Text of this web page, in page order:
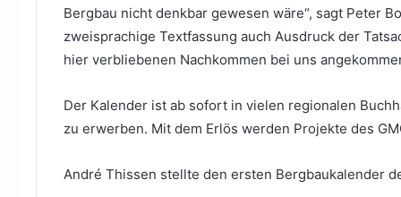
Bergbau nicht denkbar gewesen wäre“, sagt Peter
zweisprachige Textfassung auch Ausdruck der
hier verbliebenen Nachkommen bei uns
Der Kalender ist ab sofort in vielen regionalen
zu erwerben. Mit dem Erlös werden Projekte des
André Thissen stellte den ersten Bergbaukalender